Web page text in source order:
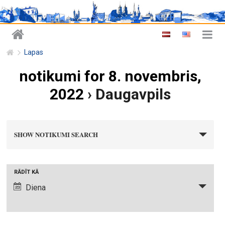
Lapas
notikumi for 8. novembris,
2022 › Daugavpils
i
SHOW NOTIKUMI SEARCH
i
RĀDĪT KĀ
Diena